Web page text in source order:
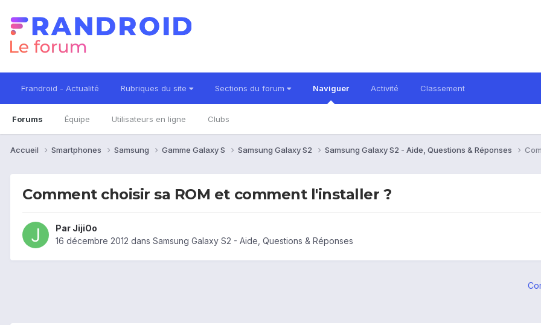
Frandroid - Actualité Rubriques du site Sections du forum Naviguer
Forums Équipe Utilisateurs en ligne Clubs
Activité Classement
Accueil Smartphones Samsung Gamme Galaxy S Samsung Galaxy S2 Samsung Galaxy S2 - Aide, Questions & Réponses
Comment choisir sa ROM et comment l'installer ?
Par JijiOo
16 décembre 2012 dans Samsung Galaxy S2 - Aide, Questions & Réponses